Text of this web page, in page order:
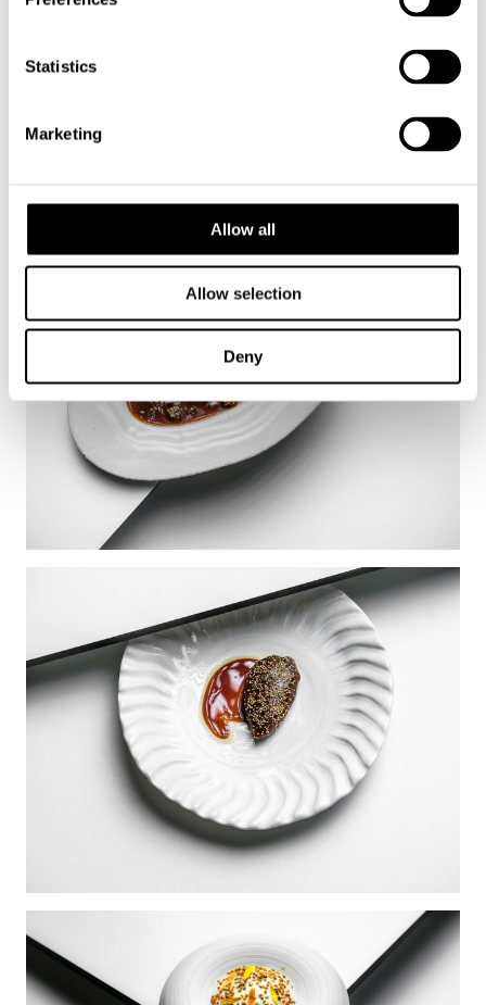
Statistics
Marketing
Allow all
Allow selection
Deny